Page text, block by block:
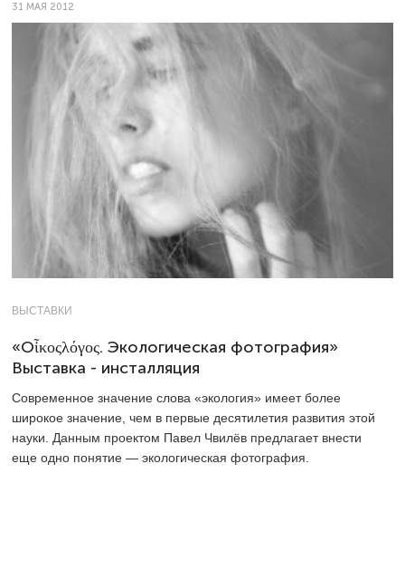
31 МАЯ 2012
ВЫСТАВКИ
«Oἶκοςλόγος. Экологическая фотография»
Выставка - инсталляция
Современное значение слова «экология» имеет более
широкое значение, чем в первые десятилетия развития этой
науки. Данным проектом Павел Чвилёв предлагает внести
еще одно понятие — экологическая фотография.